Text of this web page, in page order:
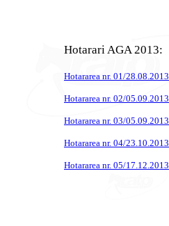
Hotarari AGA 2013:
Hotararea nr. 01/28.08.2013
Hotararea nr. 02/05.09.2013
Hotararea nr. 03/05.09.2013
Hotararea nr. 04/23.10.2013
Hotararea nr. 05/17.12.2013